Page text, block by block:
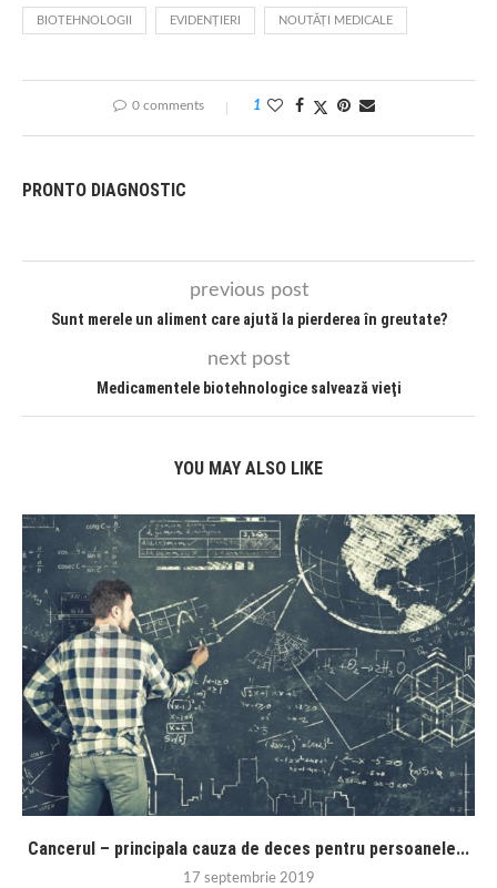
BIOTEHNOLOGII EVIDENŢIERI NOUTĂŢI MEDICALE
0 comments 1
PRONTO DIAGNOSTIC
previous post
Sunt merele un aliment care ajută la pierderea în greutate?
next post
Medicamentele biotehnologice salvează vieţi
YOU MAY ALSO LIKE
Cancerul – principala cauza de deces pentru persoanele...
17 septembrie 2019